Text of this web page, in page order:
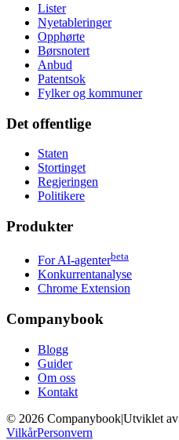
Lister
Nyetableringer
Opphørte
Børsnotert
Anbud
Patentsok
Fylker og kommuner
Det offentlige
Staten
Stortinget
Regjeringen
Politikere
Produkter
For AI-agenterbeta
Konkurrentanalyse
Chrome Extension
Companybook
Blogg
Guider
Om oss
Kontakt
© 2026 Companybook|Utviklet av
VilkårPersonvern